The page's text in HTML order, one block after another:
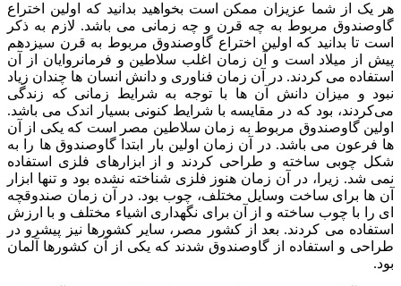
هر یک از شما عزیزان ممکن است بخواهید بدانید که اولین اختراع
گاوصندوق مربوط به چه قرن و چه زمانی می ‌باشد. لازم به ذکر
است تا بدانید که اولین اختراع گاوصندوق مربوط به قرن سیزدهم
پیش از میلاد است و آن زمان اغلب سلاطین و فرمانروایان از آن
استفاده می‌ کردند. در آن زمان فناوری و دانش انسان ‌ها چندان زیاد
نبود و میزان دانش آن ها با توجه به شرایط زمانی که زندگی
می‌کردند، بود که در مقایسه با شرایط کنونی بسیار اندک می باشد.
اولین گاوصندوق مربوط به زمان سلاطین مصر است که یکی از آن
ها فرعون می ‌باشد. در آن زمان اولین بار ابتدا گاوصندوق ‌ها را به
شکل چوبی ساخته و طراحی کردند و از ابزارهای فلزی استفاده
نمی ‌شد. زیرا، در آن زمان هنوز فلزی شناخته نشده بود و تنها ابزار
آن ها برای ساخت وسایل مختلف، چوب بود. در آن زمان صندوقچه
‌ای را با چوب ساخته و از آن برای نگهداری اشیاء مختلف و با ارزش
استفاده می ‌کردند. بعد از کشور مصر، سایر کشورها نیز پیشرو در
طراحی و استفاده از گاوصندوق شدند که یکی از آن کشورها آلمان
بود.